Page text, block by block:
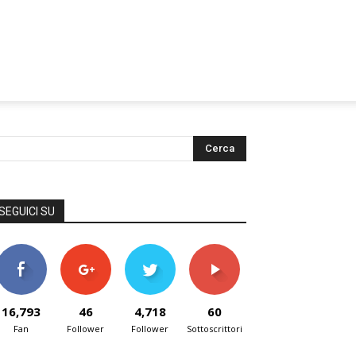
SU
16,793
Fan
46
Follower
4,718
Follower
60
Sottoscrittori